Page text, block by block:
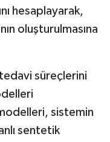
hesaplayarak,
oluşturulmasına
süreçlerini
sistemin
sentetik